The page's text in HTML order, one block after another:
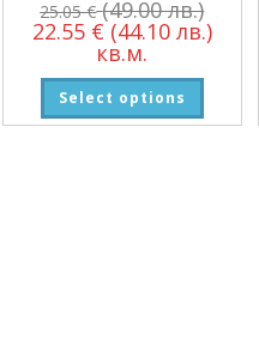
25.05€ (49.00 лв.)
22.55 € (44.10 лв.)
кв.м.
Select options